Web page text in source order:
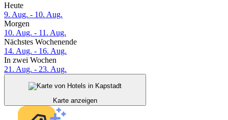
Heute
9. Aug. - 10. Aug.
Morgen
10. Aug. - 11. Aug.
Nächstes Wochenende
14. Aug. - 16. Aug.
In zwei Wochen
21. Aug. - 23. Aug.
Karte anzeigen